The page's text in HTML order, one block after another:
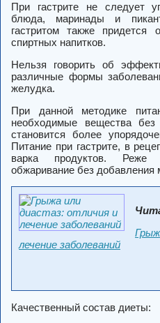
При гастрите не следует
блюда, маринады и
гастритом также придется
спиртных напитков.
Нельзя говорить об
различные формы
желудка.
При данной методике
необходимые вещества
становится более
Питание при гастрите, в
варка продуктов. Реже
обжаривание без добавления
лечение заболеваний
Качественный состав диеты: